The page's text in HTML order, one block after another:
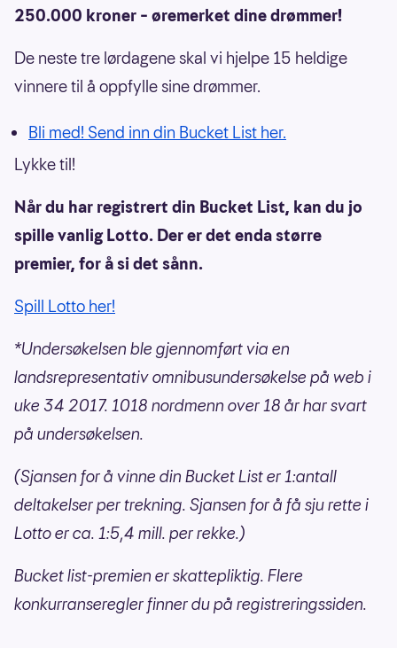
250.000 kroner – øremerket dine drømmer!
De neste tre lørdagene skal vi hjelpe 15 heldige
vinnere til å oppfylle sine drømmer.
Bli med! Send inn din Bucket List her.
Lykke til!
Når du har registrert din Bucket List, kan du jo
spille vanlig Lotto. Der er det enda større
premier, for å si det sånn.
Spill Lotto her!
*Undersøkelsen ble gjennomført via en
landsrepresentativ omnibusundersøkelse på web i
uke 34 2017. 1018 nordmenn over 18 år har svart
på undersøkelsen.
(Sjansen for å vinne din Bucket List er 1:antall
deltakelser per trekning. Sjansen for å få sju rette i
Lotto er ca. 1:5,4 mill. per rekke.)
Bucket list-premien er skattepliktig. Flere
konkurranseregler finner du på registreringssiden.